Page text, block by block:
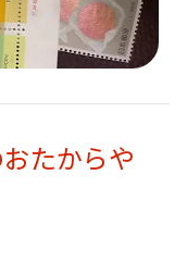
たからや